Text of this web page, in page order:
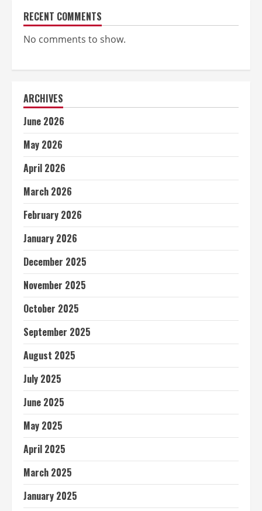
RECENT COMMENTS
No comments to show.
ARCHIVES
June 2026
May 2026
April 2026
March 2026
February 2026
January 2026
December 2025
November 2025
October 2025
September 2025
August 2025
July 2025
June 2025
May 2025
April 2025
March 2025
January 2025